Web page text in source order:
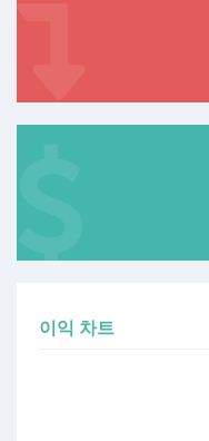
이익 차트